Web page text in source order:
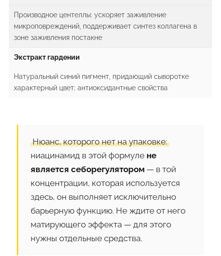
Производное центеллы: ускоряет заживление
микроповреждений, поддерживает синтез коллагена в
зоне заживления постакне
Экстракт гардении
Натуральный синий пигмент, придающий сыворотке
характерный цвет; антиоксидантные свойства
Нюанс, которого нет на упаковке:
ниацинамид в этой формуле не
является себорегулятором — в той
концентрации, которая используется
здесь, он выполняет исключительно
барьерную функцию. Не ждите от него
матирующего эффекта — для этого
нужны отдельные средства.